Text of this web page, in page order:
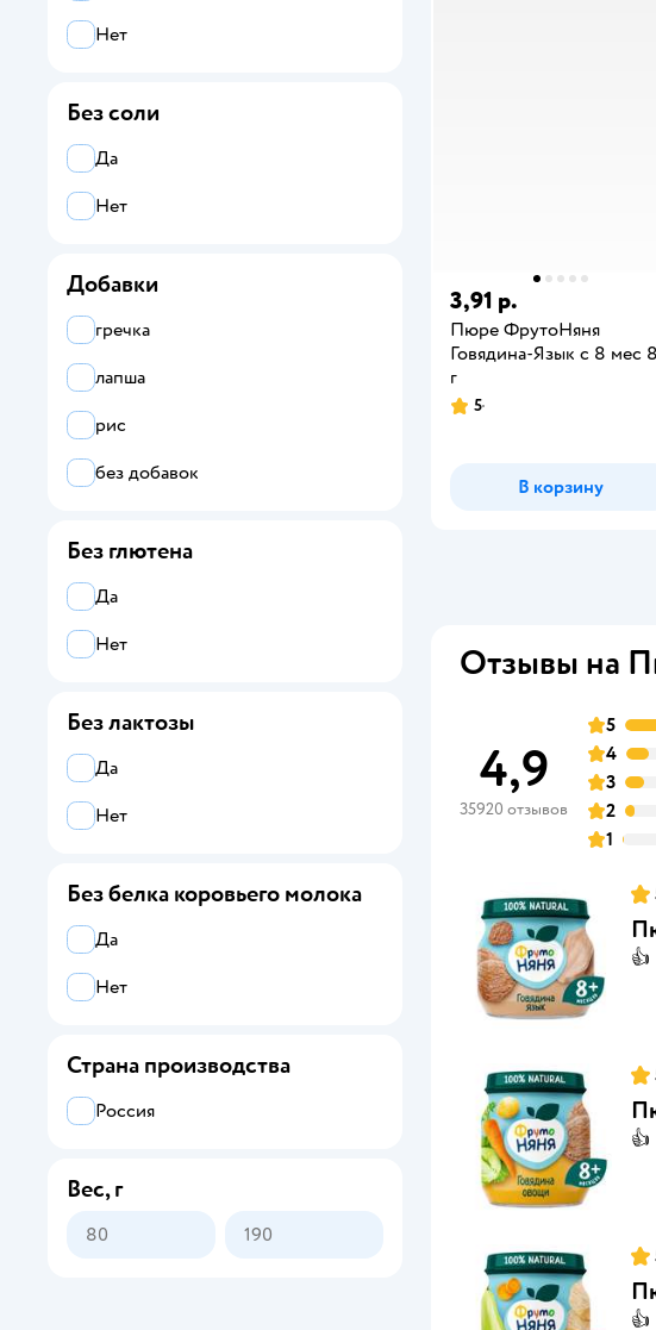
3,91 р.
Пюре ФрутоНяня
Говядина-Язык с 8 мес
г
5
В корзину
Отзывы на
4,9
35920 отзывов
5
4
3
2
1
👍
👍
👍
Нет
Без соли
Да
Нет
Добавки
гречка
лапша
рис
без добавок
Без глютена
Да
Нет
Без лактозы
Да
Нет
Без белка коровьего молока
Да
Нет
Страна производства
Россия
Вес, г